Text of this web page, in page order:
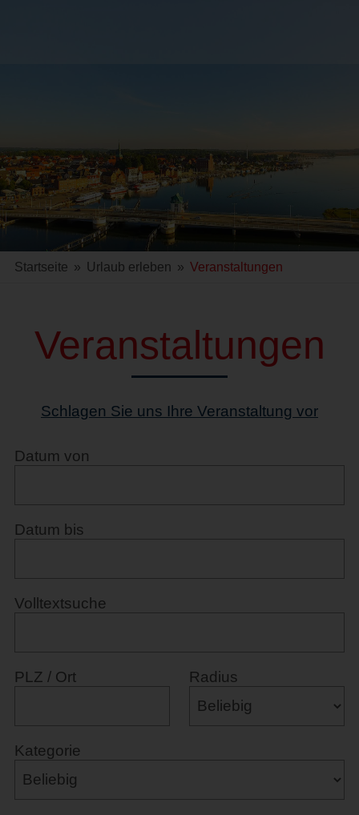
Startseite » Urlaub erleben » Veranstaltungen
Veranstaltungen
Schlagen Sie uns Ihre Veranstaltung vor
Datum von
Datum bis
Volltextsuche
PLZ / Ort Radius
Kategorie